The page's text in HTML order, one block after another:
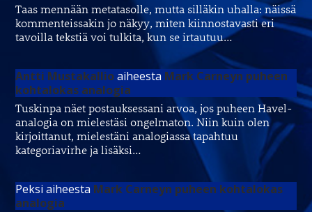
Taas mennään metatasolle, mutta silläkin uhalla: näissä
kommenteissakin jo näkyy, miten kiinnostavasti eri
tavoilla tekstiä voi tulkita, kun se irtautuu…
Antti Mustakallioaiheesta Mark Carneyn puheen
kohtalokas analogia
Tuskinpa näet postauksessani arvoa, jos puheen Havel-
analogia on mielestäsi ongelmaton. Niin kuin olen
kirjoittanut, mielestäni analogiassa tapahtuu
kategoriavirhe ja lisäksi…
Peksi aiheesta Mark Carneyn puheen kohtalokas
analogia